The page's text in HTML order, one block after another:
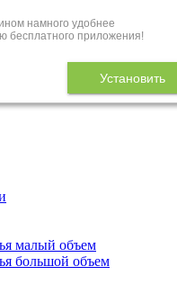
намного удобнее
бесплатного приложения!
Установить
малый объем
большой объем